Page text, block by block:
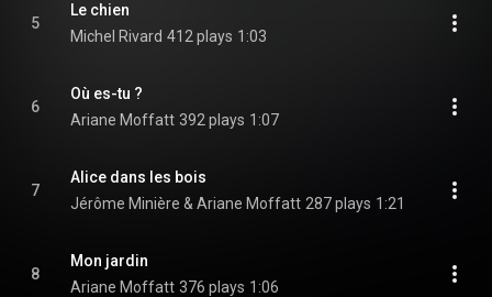
5
Le chien
Michel Rivard 412 plays 1:03
6
Où es-tu ?
Ariane Moffatt 392 plays 1:07
7
Alice dans les bois
Jérôme Minière & Ariane Moffatt 287 plays 1:21
8
Mon jardin
Ariane Moffatt 376 plays 1:06